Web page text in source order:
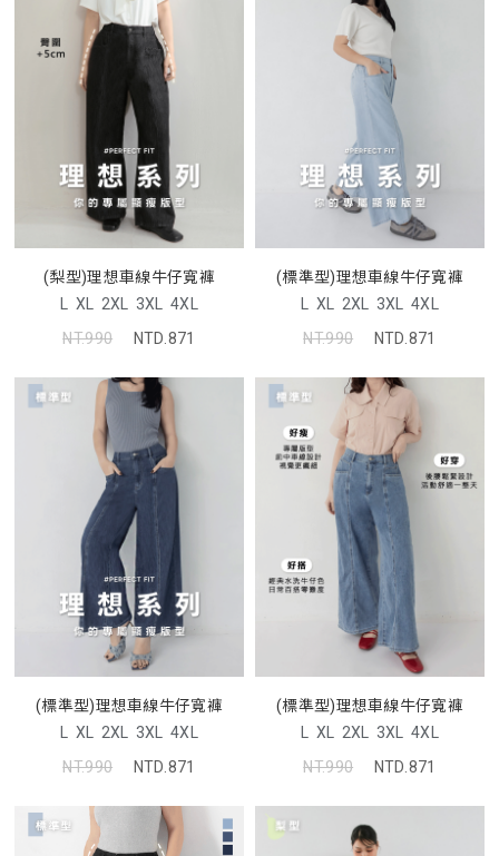
(梨型)理想車線牛仔寬褲
L XL 2XL 3XL 4XL
NT.990
NTD.871
(標準型)理想車線牛仔寬褲
L XL 2XL 3XL 4XL
NT.990
NTD.871
(標準型)理想車線牛仔寬褲
L XL 2XL 3XL 4XL
NT.990
NTD.871
(標準型)理想車線牛仔寬褲
L XL 2XL 3XL 4XL
NT.990
NTD.871